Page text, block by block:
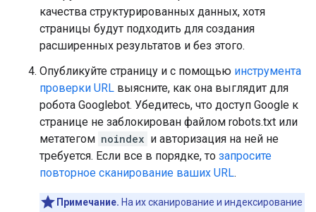
качества структурированных данных, хотя
страницы будут подходить для создания
расширенных результатов и без этого.
Опубликуйте страницу и с помощью инструмента
проверки URL выясните, как она выглядит для
робота Googlebot. Убедитесь, что доступ Google к
странице не заблокирован файлом robots.txt или
метатегом noindex и авторизация на ней не
требуется. Если все в порядке, то запросите
повторное сканирование ваших URL.
Примечание. На их сканирование и индексирование